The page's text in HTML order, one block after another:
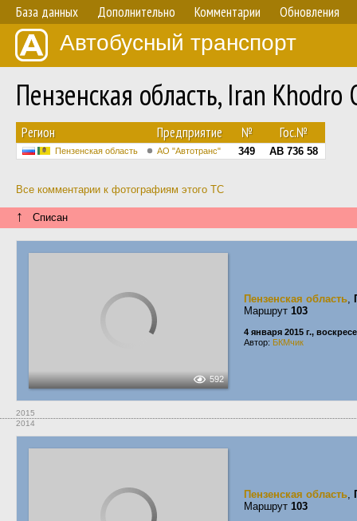
База данных Дополнительно Комментарии Обновления
Автобусный транспорт
Пензенская область, Iran
Регион Предприятие № Гос.№
Пензенская область АО "Автотранс" 349 АВ 736 58
Все комментарии к фотографиям этого ТС
↑ Списан
592
Пензенская область,
Маршрут 103
4 января 2015 г.,
Автор: БКМчик
2015
2014
Пензенская область,
Маршрут 103